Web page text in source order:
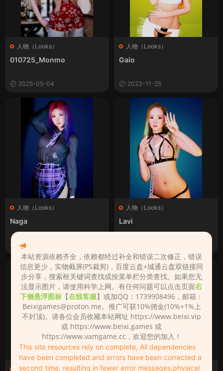
人物（Looks）
010725_Monmo
2025-05-04
人物（Looks）
Gaio
2023-11-25
人物（Looks）
Naga
2023-11-25
人物（Looks）
Lavi
人物（Looks） 人物（Looks）
本站资源依赖齐全，依赖都经过补全和错误二次修正，错误
信息更少，实物截屏(PS裁剪)，百度云盘+城通云盘双链接同
步分享，搜索框关键词查找或按菜单栏分类查找。如果您无
法显示图片，请使用科学上网。有任何问题可以点击页面右
下侧悬浮图标 【在线客服】或加QQ：1739908496，邮箱：
Beixigames@proton.me。推广可获10%佣金(10%+1%上
不封顶)。请各位会员收藏本站网址 https://www.beixi.vip
或 https://www.beixi.games 或
https://www.vamgame.cc，欢迎您的加入！
This site resources rely on complete, All dependencies
have been completed and errors have been corrected a
second time, resulting in fewer error messages,physical